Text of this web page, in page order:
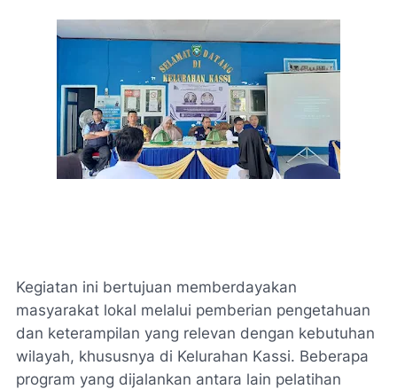
Kegiatan ini bertujuan memberdayakan
masyarakat lokal melalui pemberian pengetahuan
dan keterampilan yang relevan dengan kebutuhan
wilayah, khususnya di Kelurahan Kassi. Beberapa
program yang dijalankan antara lain pelatihan